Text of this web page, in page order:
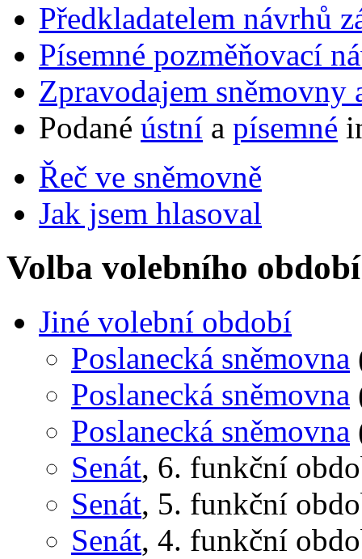
Předkladatelem návrhů
Písemné pozměňovací
Zpravodajem
Podané ústní a písemné
Řeč ve sněmovně
Jak jsem hlasoval
Volba volebního období
Jiné volební období
Poslanecká sněmovna
Poslanecká sněmovna
Poslanecká sněmovna
Senát, 6. funkční
Senát, 5. funkční
Senát, 4. funkční